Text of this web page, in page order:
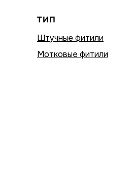
ТИП
Штучные фитили
Мотковые фитили